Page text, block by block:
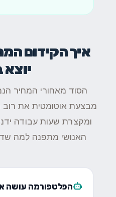
איך הקידום
יוצא
הסוד מאחורי המחיר
מבצעת אוטומטית את רוב
ומקצרת שעות עבודה
האנושי מתפנה למה
הפלטפורמה עושה